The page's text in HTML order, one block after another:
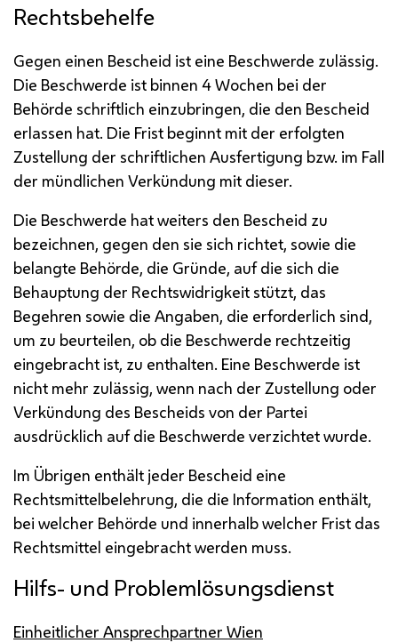
Rechtsbehelfe
Gegen einen Bescheid ist eine Beschwerde zulässig.
Die Beschwerde ist binnen 4 Wochen bei der
Behörde schriftlich einzubringen, die den Bescheid
erlassen hat. Die Frist beginnt mit der erfolgten
Zustellung der schriftlichen Ausfertigung bzw. im Fall
der mündlichen Verkündung mit dieser.
Die Beschwerde hat weiters den Bescheid zu
bezeichnen, gegen den sie sich richtet, sowie die
belangte Behörde, die Gründe, auf die sich die
Behauptung der Rechtswidrigkeit stützt, das
Begehren sowie die Angaben, die erforderlich sind,
um zu beurteilen, ob die Beschwerde rechtzeitig
eingebracht ist, zu enthalten. Eine Beschwerde ist
nicht mehr zulässig, wenn nach der Zustellung oder
Verkündung des Bescheids von der Partei
ausdrücklich auf die Beschwerde verzichtet wurde.
Im Übrigen enthält jeder Bescheid eine
Rechtsmittelbelehrung, die die Information enthält,
bei welcher Behörde und innerhalb welcher Frist das
Rechtsmittel eingebracht werden muss.
Hilfs- und Problemlösungsdienst
Einheitlicher Ansprechpartner Wien